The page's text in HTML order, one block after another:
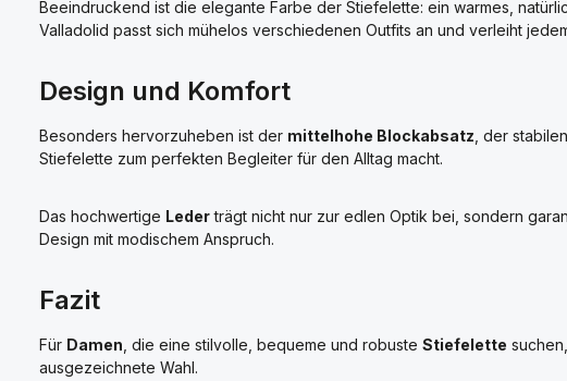
Beeindruckend ist die elegante Farbe der Stiefelette: ein warmes,
Valladolid passt sich mühelos verschiedenen Outfits an und verleiht
Design und Komfort
Besonders hervorzuheben ist der mittelhohe Blockabsatz , der
Stiefelette zum perfekten Begleiter für den Alltag macht.
Das hochwertige Lederträgt nicht nur zur edlen Optik bei, sondern
Design mit modischem Anspruch.
Fazit
Für Damen , die eine stilvolle, bequeme und robuste Stiefelette
ausgezeichnete Wahl.